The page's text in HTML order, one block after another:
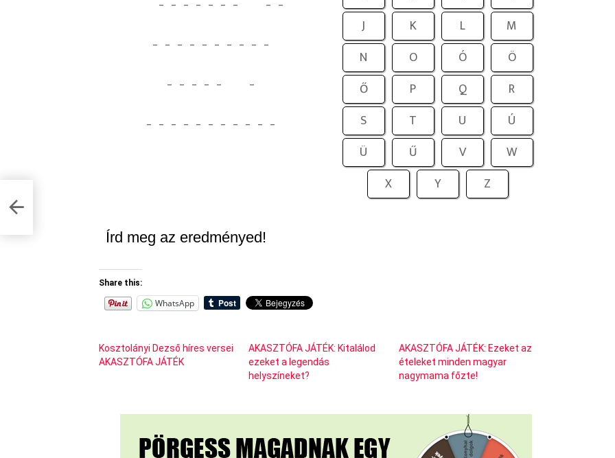
J
K L
M
N
O Ó
Ö
Ő
P Q
R
S
T U
Ú
Ü
Ű V
W
X
Y Z
Írd meg az eredményed!
Share this:
WhatsApp
Kosztolányi Dezső híres versei
AKASZTÓFA JÁTÉK
AKASZTÓFA JÁTÉK: Kitalálod
ezeket a legendás
helyszíneket?
AKASZTÓFA JÁTÉK: Ezeket az
ételeket minden magyar
nagymama főzte!